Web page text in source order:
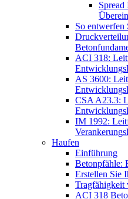
So entwerfen
ACI 318:
AS 3600:
CSA A23.3:
IM 1992:
Haufen
Einführung
Betonpfähle:
Erstellen Sie
Tragfähigkeit
ACI 318